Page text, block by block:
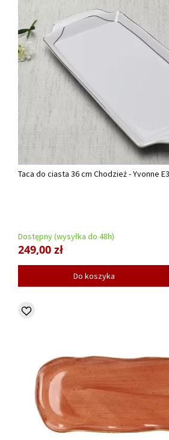
Taca do ciasta 36 cm Chodzież - Yvonne
Dostępny (wysyłka do 48h)
249,00 zł
Do koszyka